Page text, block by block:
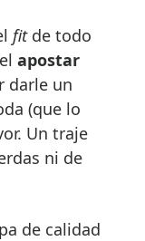
fitde todo
apostar
darle un
(que lo
Un traje
ni de
de calidad